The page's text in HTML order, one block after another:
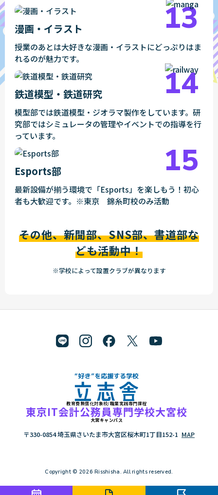
漫画・イラスト
授業のあとは大好きな漫画・イラストにどっぷりはま
れるのが魅力です。
鉄道模型・鉄道研究
模型部では鉄道模型・ジオラマ製作をしています。研
究部ではシミュレータの管理やイベントでの指導を行
っています。
Esports部
最新設備が揃う環境で「Esports」を楽しもう！初心
者も大歓迎です。※東京 錦糸町校のみ活動
その他、新聞部、SNS部、書道部な
ども活動中！
※学校によって設置クラブが異なります
"好き"を応援する学校 立志舎
教育費無償化対象校/職業実践専門課程
東京IT会計公務員専門学校大宮校
大宮キャンパス
〒330-0854 埼玉県さいたま市大宮区桜木町1丁目152-1 MAP
Copyright © 2026 Risshisha. All rights reserved.